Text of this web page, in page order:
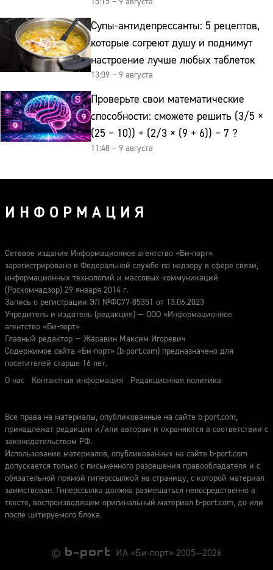
и автомобилистов
Супы-антидепрессанты: 5 рецептов,
которые согреют душу и поднимут
настроение лучше любых таблеток
13:09 – 9 августа
Проверьте свои математические
способности: сможете решить (3/5 ×
(25 − 10)) + (2/3 × (9 + 6)) − 7 ?
11:48 – 9 августа
ИНФОРМАЦИЯ
Сетевое издание Информационное агентство «Би-порт»
зарегистрировано в Федеральной службе по надзору в сфере связи,
информационных технологий и массовых коммуникаций
(Роскомнадзор) 29 января 2014 г.
Запись о регистрации ЭЛ №ФС77-85351 от 13.06.2023
Учредитель и издатель (редакция) — ООО «Информационное
агентство «Би-порт»
Главный редактор — Жаравин Максим Игоревич
Содержимое сайта «Би-порт» (b-port.com) предназначено для
посетителей старше 16 лет.
О нас
Контактная информация Редакционная политика
Все права на материалы, опубликованные на сайте b-port.com,
принадлежат редакции и/или авторам и охраняются в соответствии с
законодательством РФ.
Использование материалов, опубликованных на сайте b-port.com
допускается только с письменного разрешения правообладателя и с
обязательной прямой гиперссылкой на страницу, с которой материал
заимствован. Гиперссылка должна размещаться непосредственно в
тексте, воспроизводящем оригинальный материал b-port.com, до или
после цитируемого блока.
© ИА «Би-порт» 2005—2026